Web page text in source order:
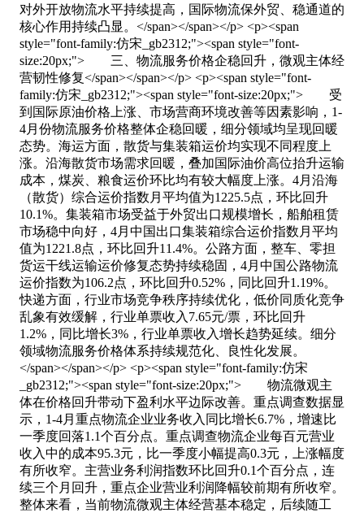
对外开放物流水平持续提高，国际物流保外贸、稳通道的
核心作用持续凸显。</span></span></p> <p><span
style="font-family:仿宋_gb2312;"><span style="font-
size:20px;"> 三、物流服务价格企稳回升，微观主体经
营韧性修复</span></span></p> <p><span style="font-
family:仿宋_gb2312;"><span style="font-size:20px;"> 受
到国际原油价格上涨、市场营商环境改善等因素影响，1-
4月份物流服务价格整体企稳回暖，细分领域均呈现回暖
态势。海运方面，散货与集装箱运价均实现不同程度上
涨。沿海散货市场需求回暖，叠加国际油价高位抬升运输
成本，煤炭、粮食运价环比均有较大幅度上涨。4月沿海
（散货）综合运价指数月平均值为1225.5点，环比回升
10.1%。集装箱市场受益于外贸出口规模增长，船舶租赁
市场稳中向好，4月中国出口集装箱综合运价指数月平均
值为1221.8点，环比回升11.4%。公路方面，整车、零担
货运干线运输运价修复态势持续稳固，4月中国公路物流
运价指数为106.2点，环比回升0.52%，同比回升1.19%。
快递方面，行业市场竞争秩序持续优化，低价同质化竞争
乱象有效缓解，行业单票收入7.65元/票，环比回升
1.2%，同比增长3%，行业单票收入增长趋势延续。细分
领域物流服务价格体系持续规范化、良性化发展。
</span></span></p> <p><span style="font-family:仿宋
_gb2312;"><span style="font-size:20px;"> 物流微观主
体在价格回升带动下盈利水平边际改善。重点调查数据显
示，1-4月重点物流企业业务收入同比增长6.7%，增速比
一季度回落1.1个百分点。重点调查物流企业每百元营业
收入中的成本95.3元，比一季度小幅提高0.3元，上涨幅度
有所收窄。主营业务利润指数环比回升0.1个百分点，连
续三个月回升，重点企业营业利润降幅较前期有所收窄。
整体来看，当前物流微观主体经营基本稳定，后续随工